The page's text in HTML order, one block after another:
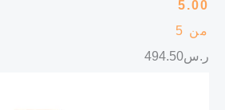
5.00
من 5
ر.س494.50